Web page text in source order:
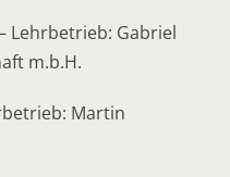
Lehrbetrieb: Gabriel
m.b.H.
Martin